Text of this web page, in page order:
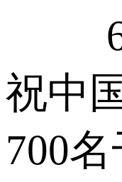
祝中
700